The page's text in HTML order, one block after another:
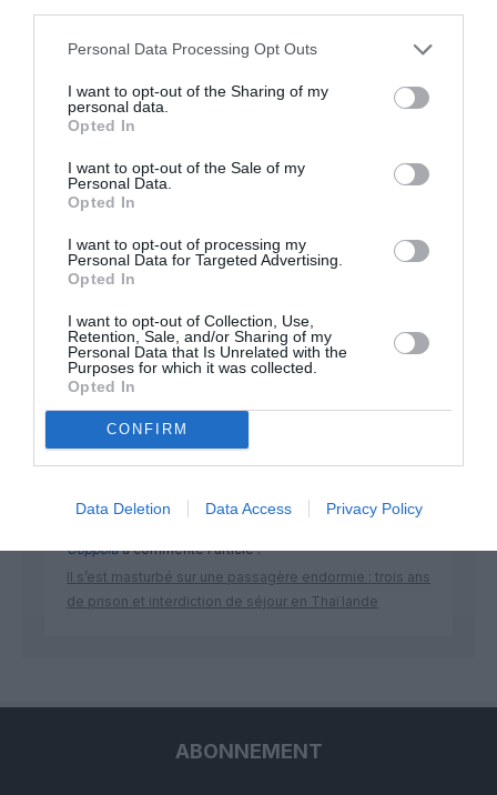
Personal Data Processing Opt Outs
I want to opt-out of the Sharing of my
personal data.
Opted In
I want to opt-out of the Sale of my
Personal Data.
Opted In
I want to opt-out of processing my
Personal Data for Targeted Advertising.
Opted In
I want to opt-out of Collection, Use,
Retention, Sale, and/or Sharing of my
Personal Data that Is Unrelated with the
Purposes for which it was collected.
Opted In
CONFIRM
Data Deletion Data Access Privacy Policy
Appel aux lecteurs !
Soutenez Air Journal participez
DERNIERS COMMENTAIRES
Badissi novembria commenté l'article :
Ryanair au Maroc : un programme hivernal record pour
relier le Royaume à 14 pays européens
Coppolaa commenté l'article :
Il s’est masturbé sur une passagère endormie : trois ans
de prison et interdiction de séjour en Thaïlande
ABONNEMENT